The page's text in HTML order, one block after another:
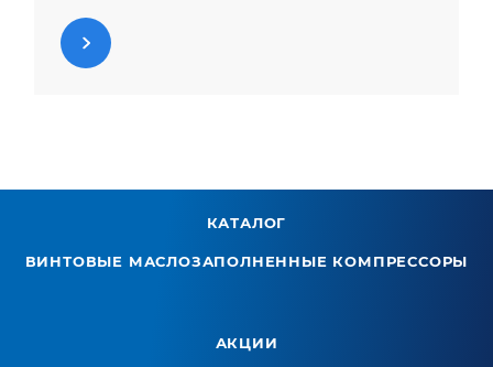
КАТАЛОГ
ВИНТОВЫЕ МАСЛОЗАПОЛНЕННЫЕ КОМПРЕССОРЫ
АКЦИИ